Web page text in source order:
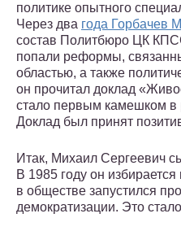
политике опытного
Через два года Горбачев
состав Политбюро ЦК
попали реформы,
областью, а также
он прочитал доклад
стало первым камешком в
Доклад был принят
Итак, Михаил Сергеевич
В 1985 году он
в обществе запустился
демократизации. Это